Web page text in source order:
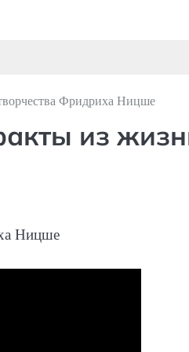
Фридриха Ницше
из